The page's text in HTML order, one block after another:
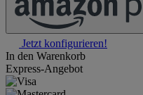
Jetzt konfigurieren!
In den Warenkorb
Express-Angebot